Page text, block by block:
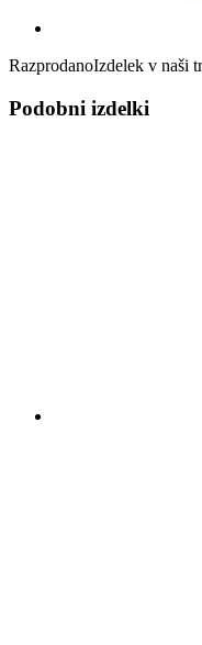
RazprodanoIzdelek v naši
Podobni izdelki